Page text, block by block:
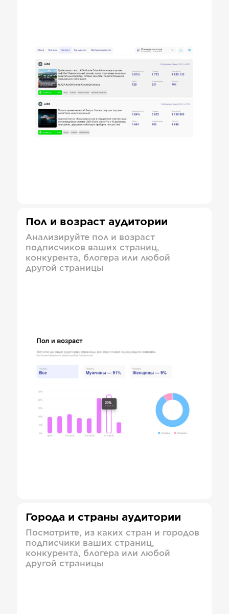
Пол и возраст аудитории
Анализируйте пол и возраст
подписчиков ваших страниц,
конкурента, блогера или любой
другой страницы
Города и страны аудитории
Посмотрите, из каких стран и городов
подписчики ваших страниц,
конкурента, блогера или любой
другой страницы